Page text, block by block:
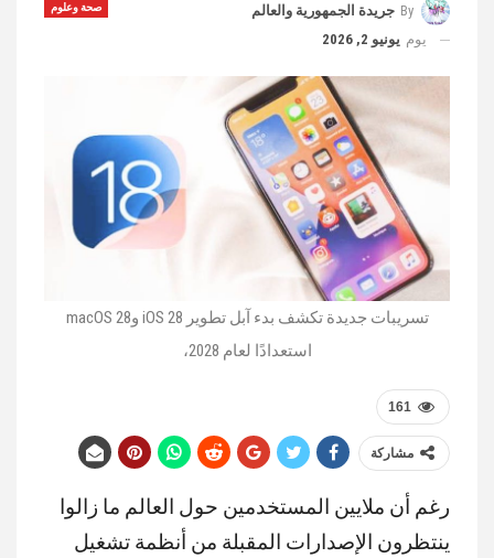
صحة وعلوم By جريدة الجمهورية والعالم
يوم يونيو 2, 2026
تسريبات جديدة تكشف بدء آبل تطوير iOS 28 وmacOS 28
استعدادًا لعام 2028،
161
مشاركة
رغم أن ملايين المستخدمين حول العالم ما زالوا
ينتظرون الإصدارات المقبلة من أنظمة تشغيل